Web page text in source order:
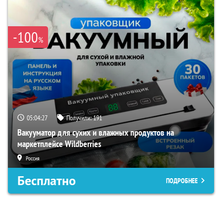
-100%
05:04:26 Получили:191
Вакууматор для сухих и влажных продуктов на
маркетплейсе Wildberries
Россия
Бесплатно ПОДРОБНЕЕ